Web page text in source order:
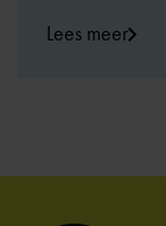
Lees meer